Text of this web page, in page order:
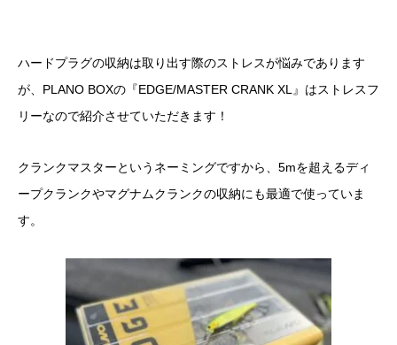
ハードプラグの収納は取り出す際のストレスが悩みであります
が、PLANO BOXの『EDGE/MASTER CRANK XL』はストレスフ
リーなので紹介させていただきます！
クランクマスターというネーミングですから、5mを超えるディ
ープクランクやマグナムクランクの収納にも最適で使っていま
す。